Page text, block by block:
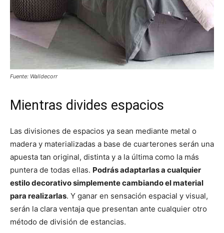
Fuente: Walldecorr
Mientras divides espacios
Las divisiones de espacios ya sean mediante metal o
madera y materializadas a base de cuarterones serán una
apuesta tan original, distinta y a la última como la más
puntera de todas ellas. Podrás adaptarlas a cualquier
estilo decorativo simplemente cambiando el material
para realizarlas. Y ganar en sensación espacial y visual,
serán la clara ventaja que presentan ante cualquier otro
método de división de estancias.